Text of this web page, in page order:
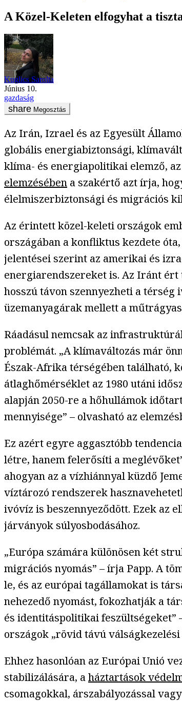
A Közel-Keleten elfogyhat a
Kuglics Sarolta
június 10.
gazdaság
Megosztás
Az Irán, Izrael és az Egyesült
globális energiabiztonsági,
klíma- és energiapolitikai elemző,
elemzésében a szakértő azt írja,
élelmiszerbiztonsági és migrációs
Az érintett közel-keleti országok
országában a konfliktus kezdete
jelentései szerint az amerikai és
energiarendszereket is. Az Iránt
hosszú távon szennyezheti a térség
üzemanyagárak mellett a
Ráadásul nemcsak az
problémát. „A klímaváltozás már
Észak-Afrika térségében található,
átlaghőmérséklet az 1980 utáni
alapján 2050-re a hőhullámok
mennyisége” – olvasható az
Ez azért egyre aggasztóbb
létre, hanem felerősíti a
ahogyan az a vízhiánnyal küzdő
víztározó rendszerek
ivóvíz is beszennyeződött. Ezek az
járványok súlyosbodásához.
„Európa számára különösen két
migrációs nyomás” – írja Papp. A
le, és az európai tagállamokat is
nehezedő nyomást, fokozhatják a
és identitáspolitikai feszültségeket”
országok „rövid távú
Ehhez hasonlóan az Európai Unió
stabilizálására, aháztartások
csomagokkal, árszabályozással